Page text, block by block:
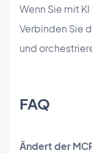
Wenn Sie mit
Verbinden Sie
und
FAQ
Ändert der